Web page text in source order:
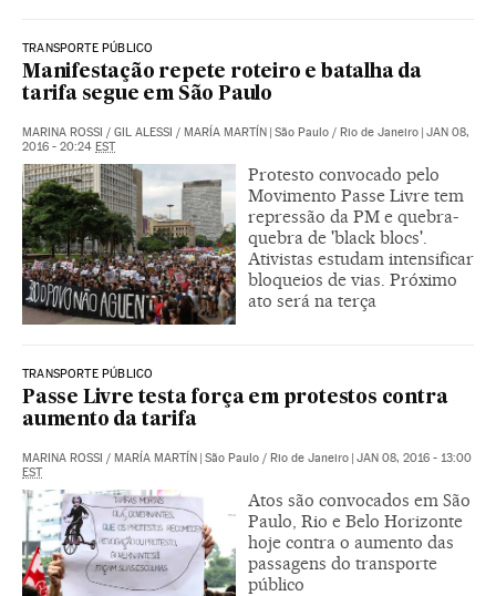
TRANSPORTE PÚBLICO
Manifestação repete roteiro e batalha da
tarifa segue em São Paulo
MARINA ROSSI / GIL ALESSI / MARÍA MARTÍN | São Paulo / Rio de Janeiro | JAN 08,
2016 - 20:24 EST
Protesto convocado pelo
Movimento Passe Livre tem
repressão da PM e quebra-
quebra de 'black blocs'.
Ativistas estudam intensificar
bloqueios de vias. Próximo
ato será na terça
TRANSPORTE PÚBLICO
Passe Livre testa força em protestos contra
aumento da tarifa
MARINA ROSSI / MARÍA MARTÍN | São Paulo / Rio de Janeiro | JAN 08, 2016 - 13:00
EST
Atos são convocados em São
Paulo, Rio e Belo Horizonte
hoje contra o aumento das
passagens do transporte
público